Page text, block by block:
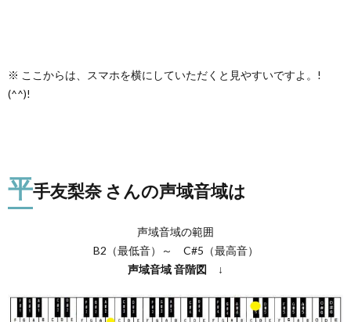
※ ここからは、スマホを横にしていただくと見やすいですよ。!
(^^)!
平手友梨奈 さんの声域音域は
声域音域の範囲
B2（最低音）～ C#5（最高音）
声域音域音階図 ↓